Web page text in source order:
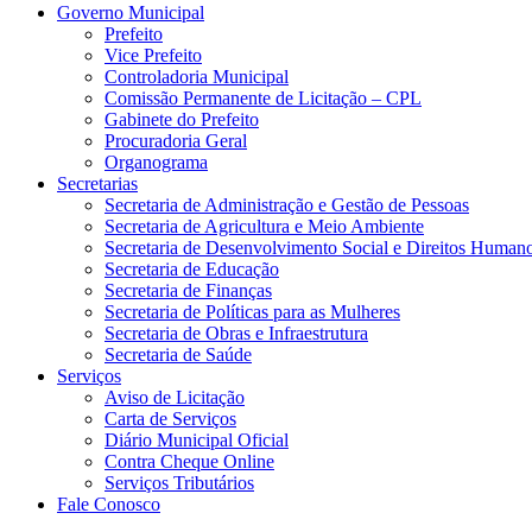
Governo Municipal
Prefeito
Vice Prefeito
Controladoria Municipal
Comissão Permanente de Licitação – CPL
Gabinete do Prefeito
Procuradoria Geral
Organograma
Secretarias
Secretaria de Administração e Gestão de Pessoas
Secretaria de Agricultura e Meio Ambiente
Secretaria de Desenvolvimento Social e Direitos
Secretaria de Educação
Secretaria de Finanças
Secretaria de Políticas para as Mulheres
Secretaria de Obras e Infraestrutura
Secretaria de Saúde
Serviços
Aviso de Licitação
Carta de Serviços
Diário Municipal Oficial
Contra Cheque Online
Serviços Tributários
Fale Conosco